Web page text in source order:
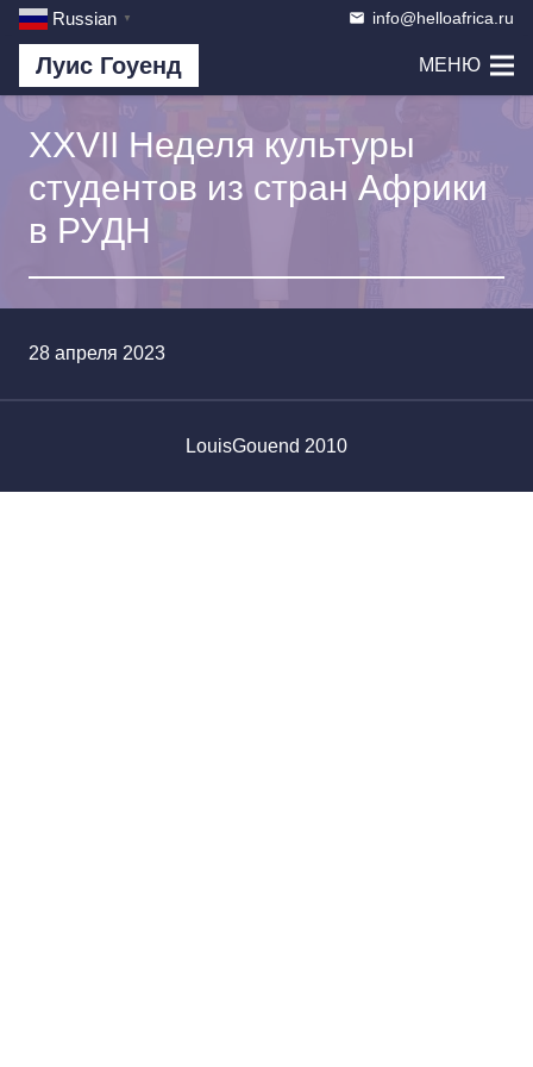
Russian ▼ email info@helloafrica.ru
Луис Гоуенд МЕНЮ
XXVII Неделя культуры
студентов из стран Африки
в РУДН
28 апреля 2023
LouisGouend 2010